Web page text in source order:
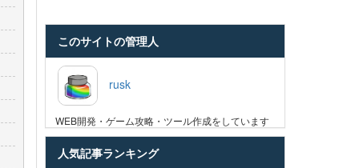
このサイトの管理人
rusk
WEB開発・ゲーム攻略・ツール作成をしています
人気記事ランキング